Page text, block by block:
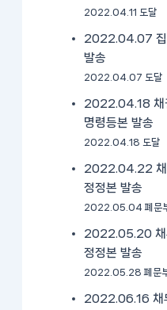
2022.04.11 도달
2022.04.07 집
발송
2022.04.07 도달
2022.04.18 채
명령등본 발송
2022.04.18 도달
2022.04.22 채
정정본 발송
2022.05.04 폐문
2022.05.20 채
정정본 발송
2022.05.28 폐문
2022.06.16 채